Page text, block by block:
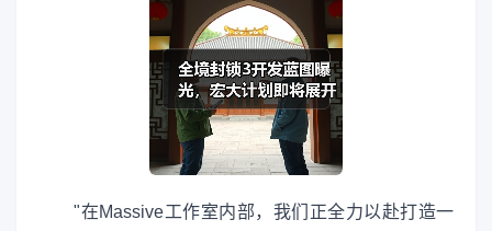
"在Massive工作室内部，我们正全力以赴打造一